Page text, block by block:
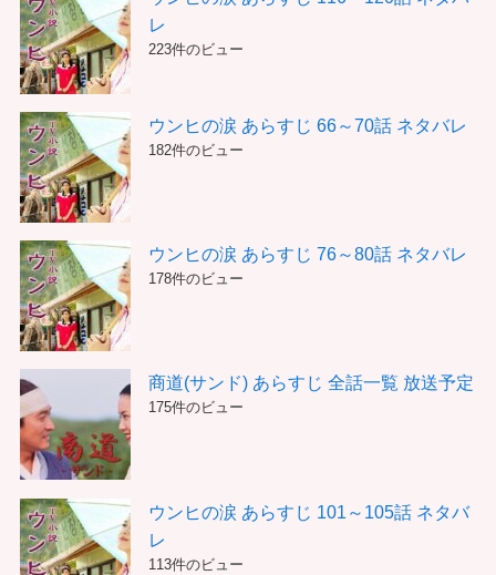
レ
223件のビュー
ウンヒの涙 あらすじ 66～70話 ネタバレ
182件のビュー
ウンヒの涙 あらすじ 76～80話 ネタバレ
178件のビュー
商道(サンド) あらすじ 全話一覧 放送予定
175件のビュー
ウンヒの涙 あらすじ 101～105話 ネタバ
レ
113件のビュー